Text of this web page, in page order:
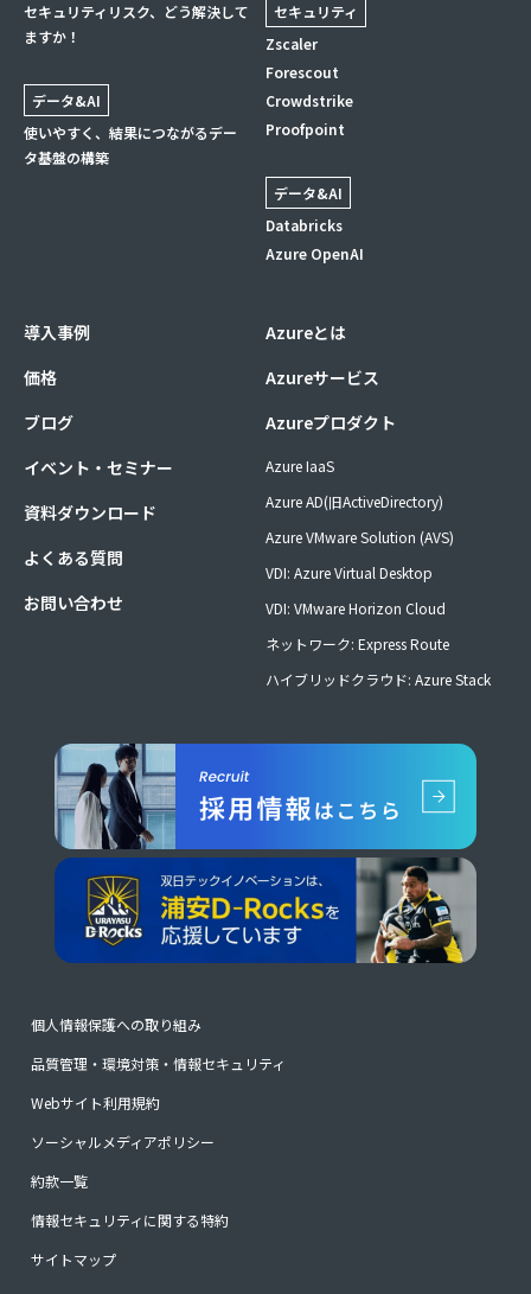
セキュリティリスク、どう解決して
ますか！
データ&AI
使いやすく、結果につながるデー
タ基盤の構築
セキュリティ
Zscaler
Forescout
Crowdstrike
Proofpoint
データ&AI
Databricks
Azure OpenAI
導入事例
価格
ブログ
イベント・セミナー
資料ダウンロード
よくある質問
お問い合わせ
Azureとは
Azureサービス
Azureプロダクト
Azure IaaS
Azure AD(旧ActiveDirectory)
Azure VMware Solution (AVS)
VDI: Azure Virtual Desktop
VDI: VMware Horizon Cloud
ネットワーク: Express Route
ハイブリッドクラウド: Azure Stack
個人情報保護への取り組み
品質管理・環境対策・情報セキュリティ
Webサイト利用規約
ソーシャルメディアポリシー
約款一覧
情報セキュリティに関する特約
サイトマップ